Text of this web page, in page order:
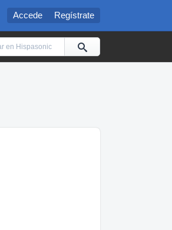
Accede Regístrate